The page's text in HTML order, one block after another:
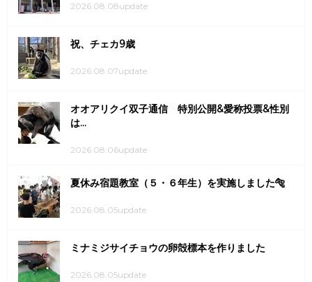
2026.08.08update
祝、チェカ9歳
2026.08.07update
オオアリクイ双子通信 特別公開&愛称投票&性別
は...
2026.08.06update
夏休み宿題教室（５・６年生）を実施しました🐅
2026.08.05update
ミナミジサイチョウの卵殻標本を作りました
2026.08.05update